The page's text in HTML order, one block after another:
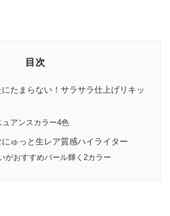
目次
たまらない！サラサラ仕上げリキッ
ュアンスカラー4色
ゅっと生レア質感ハイライター
がおすすめパール輝く2カラー